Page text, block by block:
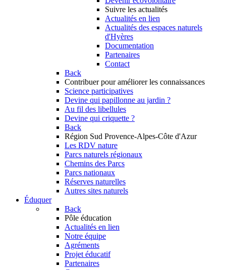
Suivre les actualités
Actualités en lien
Actualités des espaces naturels
d'Hyères
Documentation
Partenaires
Contact
Back
Contribuer pour améliorer les connaissances
Science participatives
Devine qui papillonne au jardin ?
Au fil des libellules
Devine qui criquette ?
Back
Région Sud Provence-Alpes-Côte d'Azur
Les RDV nature
Parcs naturels régionaux
Chemins des Parcs
Parcs nationaux
Réserves naturelles
Autres sites naturels
Éduquer
Back
Pôle éducation
Actualités en lien
Notre équipe
Agréments
Projet éducatif
Partenaires